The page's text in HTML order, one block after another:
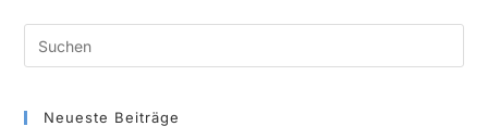
Neueste Beiträge